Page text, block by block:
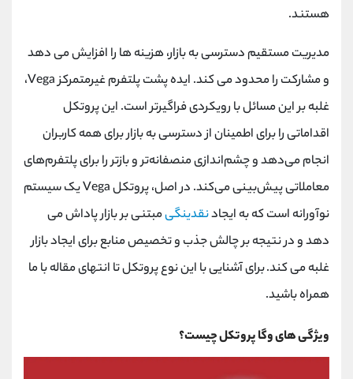
هستند.
مدیریت مستقیم دسترسی به بازار، هزینه ها را افزایش می دهد
و مشارکت را محدود می کند. ایده پشت پلتفرم غیرمتمرکز Vega،
غلبه بر این مسائل با رویکردی فراگیرتر است. این پروتکل
اقداماتی را برای اطمینان از دسترسی به بازار برای همه کاربران
انجام می‌دهد و چشم‌اندازی منصفانه‌تر و بازتر را برای پلتفرم‌های
معاملاتی پیش‌بینی می‌کند. در اصل، پروتکل Vega یک سیستم
نوآورانه است که به ایجادنقدینگیمبتنی بر بازار پاداش می
دهد و در نتیجه بر چالش جذب و تخصیص منابع برای ایجاد بازار
غلبه می کند. برای آشنایی با این نوع پروتکل تا انتهای مقاله با ما
همراه باشید.
ویژگی های وگا پروتکل چیست؟